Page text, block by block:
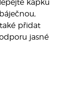
kapku
přidat
jasné